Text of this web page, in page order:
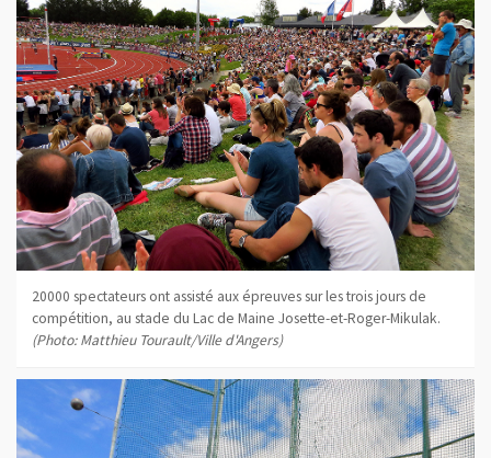
20000 spectateurs ont assisté aux épreuves sur les trois jours de
compétition, au stade du Lac de Maine Josette-et-Roger-Mikulak.
(Photo: Matthieu Tourault/Ville d'Angers)